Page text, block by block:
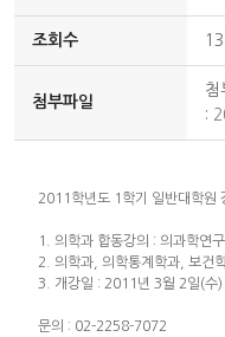
조회수
첨부파일
첨
:
2011학년도 1학기 일반대학원
1. 의학과 합동강의 : 의과학연
2. 의학과, 의학통계학과, 보건
3. 개강일 : 2011년 3월 2일(수)
문의 : 02-2258-7072